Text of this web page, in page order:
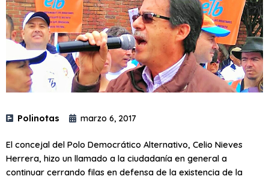
Polinotas marzo 6, 2017
El concejal del Polo Democrático Alternativo, Celio Nieves
Herrera, hizo un llamado a la ciudadanía en general a
continuar cerrando filas en defensa de la existencia de la